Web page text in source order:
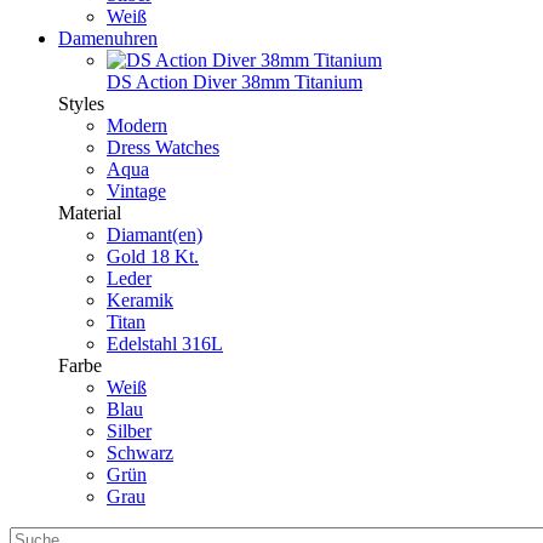
Weiß
Damenuhren
DS Action Diver 38mm Titanium
Styles
Modern
Dress Watches
Aqua
Vintage
Material
Diamant(en)
Gold 18 Kt.
Leder
Keramik
Titan
Edelstahl 316L
Farbe
Weiß
Blau
Silber
Schwarz
Grün
Grau